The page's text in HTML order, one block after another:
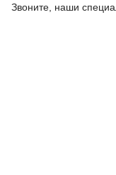
Звоните, наши